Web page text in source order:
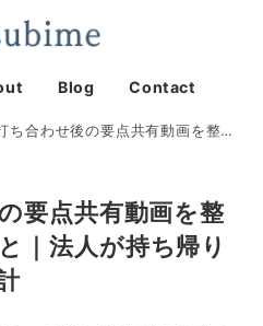
Blog Contact
後の要点共有動画を整える前に決めること｜法人が持ち帰り検討を止めない設計
要点共有動画を整
｜法人が持ち帰り